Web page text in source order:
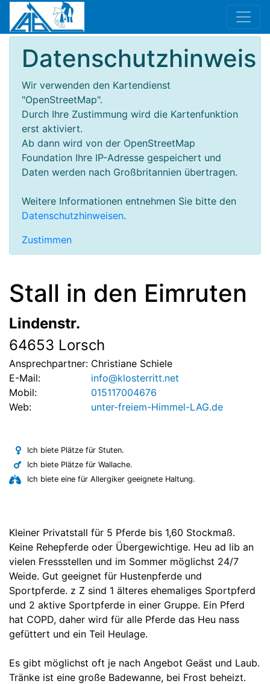
Datenschutzhinweis
Wir verwenden den Kartendienst
"OpenStreetMap".
Durch Ihre Zustimmung wird die Kartenfunktion
erst aktiviert.
Ab dann wird von der OpenStreetMap
Foundation Ihre IP-Adresse gespeichert und
Daten werden nach Großbritannien übertragen.
Weitere Informationen entnehmen Sie bitte den
Datenschutzhinweisen.
Zustimmen
Stall in den Eimruten
Lindenstr.
64653 Lorsch
Ansprechpartner: Christiane Schiele
E-Mail:
info@klosterritt.net
Mobil:
015117004676
Web:
unter-freiem-Himmel-LAG.de
Ich biete Plätze für Stuten.
Ich biete Plätze für Wallache.
Ich biete eine für Allergiker geeignete Haltung.
Kleiner Privatstall für 5 Pferde bis 1,60 Stockmaß.
Keine Rehepferde oder Übergewichtige. Heu ad lib an
vielen Fressstellen und im Sommer möglichst 24/7
Weide. Gut geeignet für Hustenpferde und
Sportpferde. z Z sind 1 älteres ehemaliges Sportpferd
und 2 aktive Sportpferde in einer Gruppe. Ein Pferd
hat COPD, daher wird für alle Pferde das Heu nass
gefüttert und ein Teil Heulage.
Es gibt möglichst oft je nach Angebot Geäst und Laub.
Tränke ist eine große Badewanne, bei Frost beheizt.